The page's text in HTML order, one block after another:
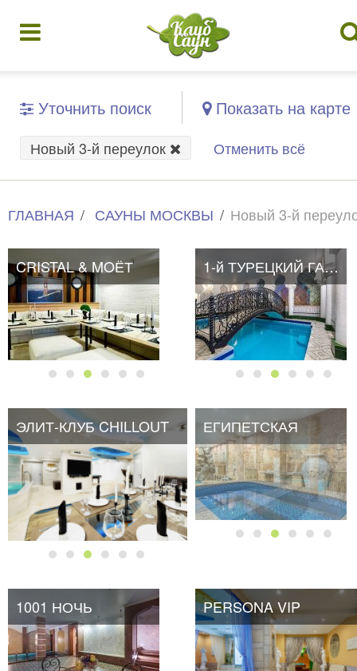
Уточнить поиск Показать на карте
Новый 3-й переулок Отменить всё
ГЛАВНАЯ САУНЫ МОСКВЫ Новый 3-й
CRISTAL & MOЁТ 1-й ТУРЕЦКИЙ ГАМБИТ
ЭЛИТ-КЛУБ CHILLOUT ЕГИПЕТСКАЯ
1001 НОЧЬ PERSONA VIP